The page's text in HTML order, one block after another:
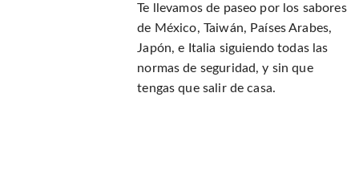
Te llevamos de paseo por los sabores
de México, Taiwán, Países Arabes,
Japón, e Italia siguiendo todas las
normas de seguridad, y sin que
tengas que salir de casa.